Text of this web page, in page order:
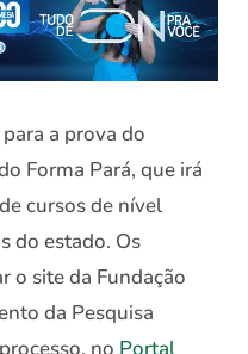
a prova do
Forma Pará, que irá
cursos de nível
do estado. Os
o site da Fundação
da Pesquisa